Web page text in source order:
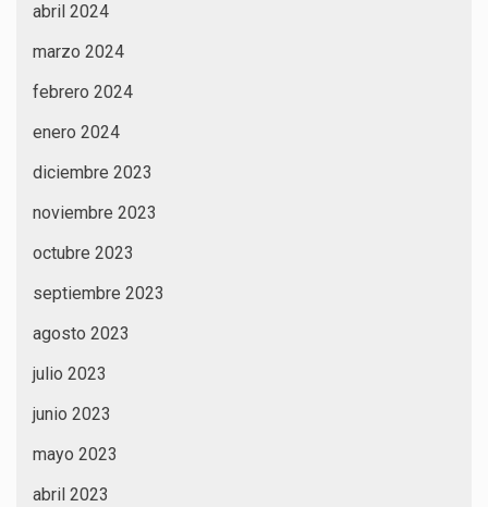
abril 2024
marzo 2024
febrero 2024
enero 2024
diciembre 2023
noviembre 2023
octubre 2023
septiembre 2023
agosto 2023
julio 2023
junio 2023
mayo 2023
abril 2023